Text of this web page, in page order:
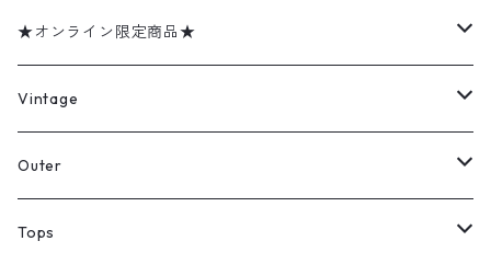
★オンライン限定商品★
ミリタリーデッドストック
アウター
デニムジャケット
トップス
Vintage
Jacket
Tee
Outer
コート
Tops